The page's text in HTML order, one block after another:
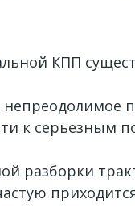
КПП
непреодолимое
к серьезным
разборки